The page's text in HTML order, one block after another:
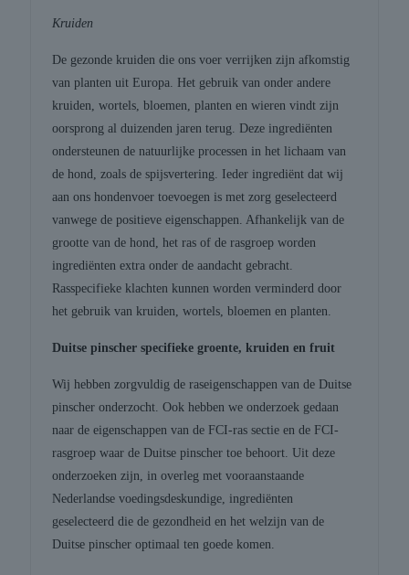
Kruiden
De gezonde kruiden die ons voer verrijken zijn afkomstig
van planten uit Europa. Het gebruik van onder andere
kruiden, wortels, bloemen, planten en wieren vindt zijn
oorsprong al duizenden jaren terug. Deze ingrediënten
ondersteunen de natuurlijke processen in het lichaam van
de hond, zoals de spijsvertering. Ieder ingrediënt dat wij
aan ons hondenvoer toevoegen is met zorg geselecteerd
vanwege de positieve eigenschappen. Afhankelijk van de
grootte van de hond, het ras of de rasgroep worden
ingrediënten extra onder de aandacht gebracht.
Rasspecifieke klachten kunnen worden verminderd door
het gebruik van kruiden, wortels, bloemen en planten.
Duitse pinscher specifieke groente, kruiden en fruit
Wij hebben zorgvuldig de raseigenschappen van de Duitse
pinscher onderzocht. Ook hebben we onderzoek gedaan
naar de eigenschappen van de FCI-ras sectie en de FCI-
rasgroep waar de Duitse pinscher toe behoort. Uit deze
onderzoeken zijn, in overleg met vooraanstaande
Nederlandse voedingsdeskundige, ingrediënten
geselecteerd die de gezondheid en het welzijn van de
Duitse pinscher optimaal ten goede komen.